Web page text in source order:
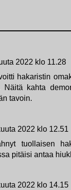
2022 klo 11.28
hakaristin
Näitä kahta
tavoin.
2022 klo 12.51
tuollaisen
pitäisi antaa
2022 klo 14.15